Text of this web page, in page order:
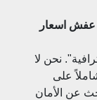
عفش اسعار
نحن لا
على
عن الأمان